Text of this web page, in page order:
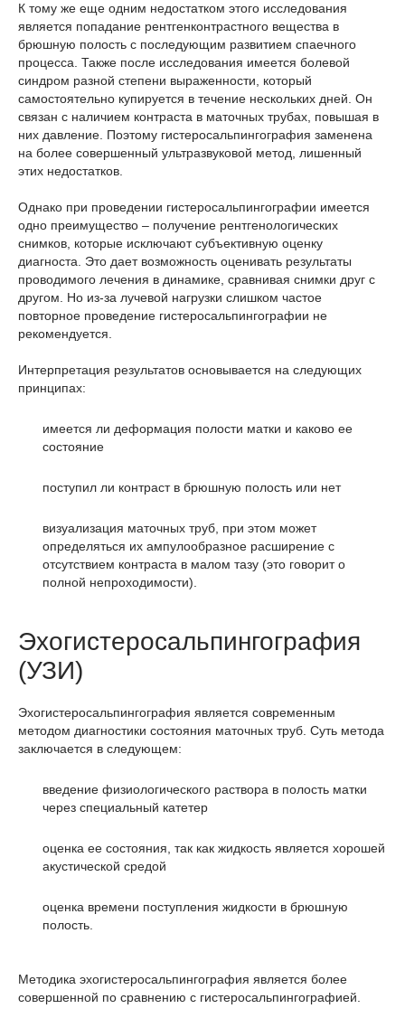
К тому же еще одним недостатком этого исследования
является попадание рентгенконтрастного вещества в
брюшную полость с последующим развитием спаечного
процесса. Также после исследования имеется болевой
синдром разной степени выраженности, который
самостоятельно купируется в течение нескольких дней. Он
связан с наличием контраста в маточных трубах, повышая в
них давление. Поэтому гистеросальпингография заменена
на более совершенный ультразвуковой метод, лишенный
этих недостатков.
Однако при проведении гистеросальпингографии имеется
одно преимущество – получение рентгенологических
снимков, которые исключают субъективную оценку
диагноста. Это дает возможность оценивать результаты
проводимого лечения в динамике, сравнивая снимки друг с
другом. Но из-за лучевой нагрузки слишком частое
повторное проведение гистеросальпингографии не
рекомендуется.
Интерпретация результатов основывается на следующих
принципах:
имеется ли деформация полости матки и каково ее
состояние
поступил ли контраст в брюшную полость или нет
визуализация маточных труб, при этом может
определяться их ампулообразное расширение с
отсутствием контраста в малом тазу (это говорит о
полной непроходимости).
Эхогистеросальпингография
(УЗИ)
Эхогистеросальпингография является современным
методом диагностики состояния маточных труб. Суть метода
заключается в следующем:
введение физиологического раствора в полость матки
через специальный катетер
оценка ее состояния, так как жидкость является хорошей
акустической средой
оценка времени поступления жидкости в брюшную
полость.
Методика эхогистеросальпингография является более
совершенной по сравнению с гистеросальпингографией.